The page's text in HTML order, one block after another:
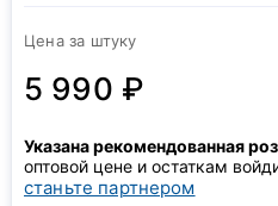
Цена за штуку
5 990 ₽
Указана рекомендованная
оптовой цене и остаткам
станьте партнером